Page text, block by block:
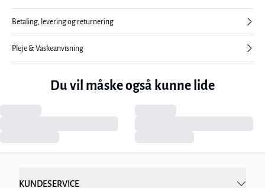
Betaling, levering og returnering
Pleje & Vaskeanvisning
Du vil måske også kunne lide
KUNDESERVICE